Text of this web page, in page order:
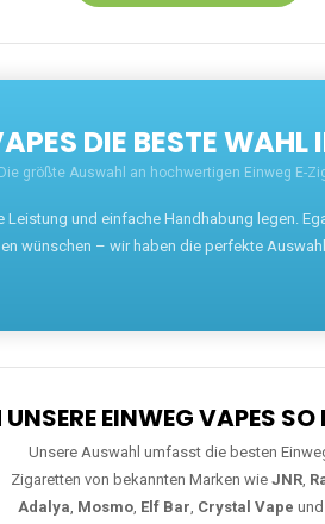
DIE BESTE WAHL
Die größte Auswahl an hochwertigen Einweg E-
und einfache Handhabung legen.
wünschen – wir haben die perfekte
EINWEG VAPES SO
Unsere Auswahl umfasst die besten
Zigaretten von bekannten Marken wie JNR,
Adalya, Mosmo, Elf Bar, Crystal Vape